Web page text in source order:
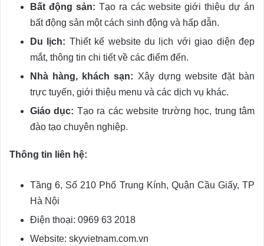
Bất động sản: Tạo ra các website giới thiệu dự án
bất động sản một cách sinh động và hấp dẫn.
Du lịch: Thiết kế website du lịch với giao diện đẹp
mắt, thông tin chi tiết về các điểm đến.
Nhà hàng, khách sạn: Xây dựng website đặt bàn
trực tuyến, giới thiệu menu và các dịch vụ khác.
Giáo dục: Tạo ra các website trường học, trung tâm
đào tạo chuyên nghiệp.
Thông tin liên hệ:
Tầng 6, Số 210 Phố Trung Kính, Quận Cầu Giấy, TP
Hà Nội
Điện thoại: 0969 63 2018
Website: skyvietnam.com.vn